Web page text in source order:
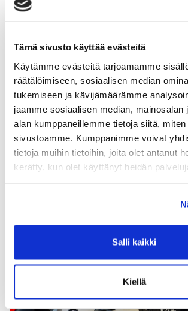
Tämä sivusto käyttää evästeitä
Käytämme evästeitä tarjoamamme
räätälöimiseen, sosiaalisen median
tukemiseen ja kävijämäärämme
jaamme sosiaalisen median, mainosalan
alan kumppaneillemme tietoja siitä,
sivustoamme. Kumppanimme voivat
tietoja muihin tietoihin, joita olet antanut
kerätty, kun olet käyttänyt heidän
Salli kaikki
Kiellä
Fitnessin ICG IC5 -pyöriä, joissa on
PK60: Tasasykkeinen
Mäki75: Intensiteettiä ja jalkojen
mäkitreeni
VK60: Vauhtikestävyyttä ja mäkiä
monipuolinen kokonaisuus